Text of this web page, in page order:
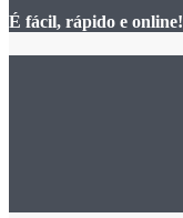
É fácil, rápido e online!